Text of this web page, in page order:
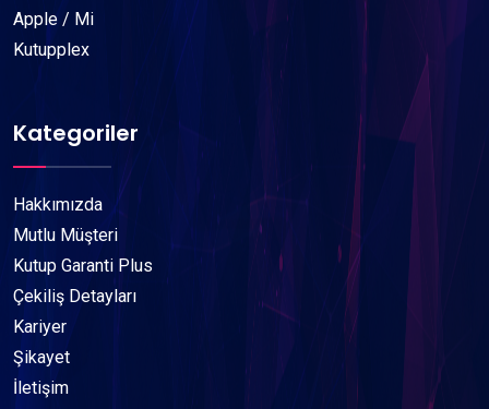
Apple / Mi
Kutupplex
Kategoriler
Hakkımızda
Mutlu Müşteri
Kutup Garanti Plus
Çekiliş Detayları
Kariyer
Şikayet
İletişim